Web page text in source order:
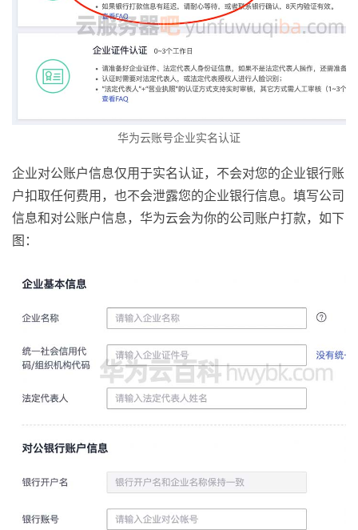
华为云账号企业实名认证
企业对公账户信息仅用于实名认证，不会对您的企业银行账
户扣取任何费用，也不会泄露您的企业银行信息。填写公司
信息和对公账户信息，华为云会为你的公司账户打款，如下
图：